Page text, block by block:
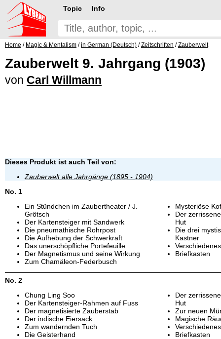
Topic Info
Home / Magic & Mentalism /in German (Deutsch) /Zeitschriften /Zauberwelt
Zauberwelt 9. Jahrgang (1903)
von Carl Willmann
Dieses Produkt ist auch Teil von:
Zauberwelt alle Jahrgänge (1895 - 1904)
No. 1
Ein Stündchen im Zaubertheater / J.
Grötsch
Der Kartensteiger mit Sandwerk
Die pneumathische Rohrpost
Die Aufhebung der Schwerkraft
Das unerschöpfliche Portefeuille
Der Magnetismus und seine Wirkung
Zum Chamäleon-Federbusch
Mysteriöse
Der
Hut
Die drei
Kastner
Verschiedenes
Briefkasten
No. 2
Chung Ling Soo
Der Kartensteiger-Rahmen auf Fuss
Der magnetisierte Zauberstab
Der indische Eiersack
Zum wandernden Tuch
Die Geisterhand
Der
Hut
Zur neuen
Magische
Verschiedenes
Briefkasten